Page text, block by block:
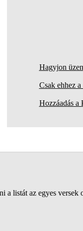
Hagyjon
Csak ehhez
Hozzáadás
a listát az egyes versek